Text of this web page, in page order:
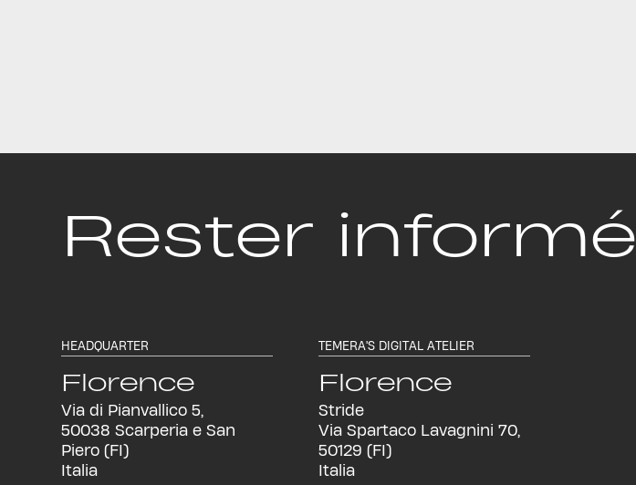
Rester informé
HEADQUARTER
Florence
Via di Pianvallico 5,
50038 Scarperia e San
Piero (FI)
Italia
TEMERA'S DIGITAL ATELIER
Florence
Stride
Via Spartaco Lavagnini 70,
50129 (FI)
Italia